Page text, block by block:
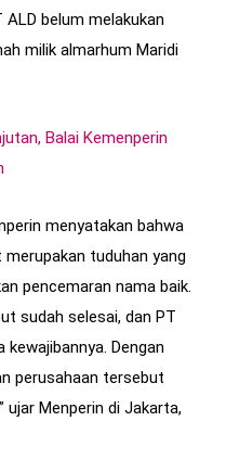
belum melakukan
milik almarhum Maridi
Balai Kemenperin
menyatakan bahwa
tuduhan yang
pencemaran nama baik.
sudah selesai, dan PT
Dengan
perusahaan tersebut
ujar Menperin di Jakarta,